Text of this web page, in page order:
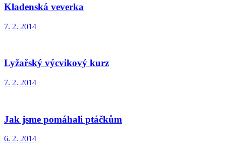
Kladenská veverka
7. 2. 2014
Lyžařský výcvikový kurz
7. 2. 2014
Jak jsme pomáhali ptáčkům
6. 2. 2014